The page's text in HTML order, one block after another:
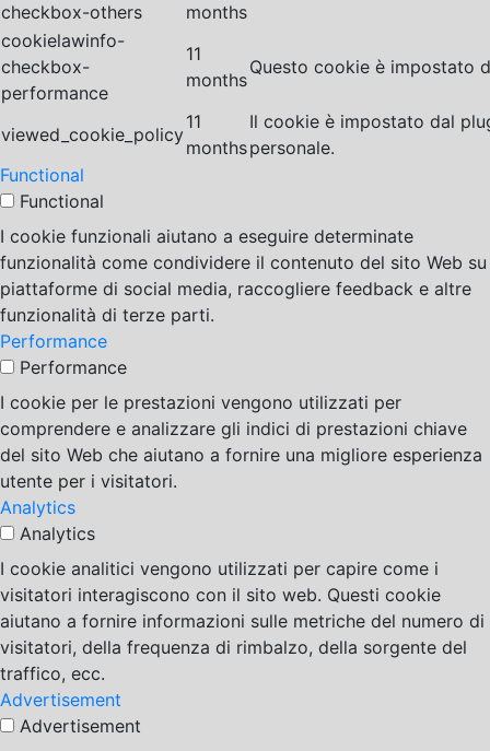
checkbox-others
months
cookielawinfo-
checkbox-
performance
11
months
Questo cookie è impostato
viewed_cookie_policy
11
months
Il cookie è impostato dal
personale.
Functional
Functional
I cookie funzionali aiutano a eseguire determinate
funzionalità come condividere il contenuto del sito Web su
piattaforme di social media, raccogliere feedback e altre
funzionalità di terze parti.
Performance
Performance
I cookie per le prestazioni vengono utilizzati per
comprendere e analizzare gli indici di prestazioni chiave
del sito Web che aiutano a fornire una migliore esperienza
utente per i visitatori.
Analytics
Analytics
I cookie analitici vengono utilizzati per capire come i
visitatori interagiscono con il sito web. Questi cookie
aiutano a fornire informazioni sulle metriche del numero di
visitatori, della frequenza di rimbalzo, della sorgente del
traffico, ecc.
Advertisement
Advertisement